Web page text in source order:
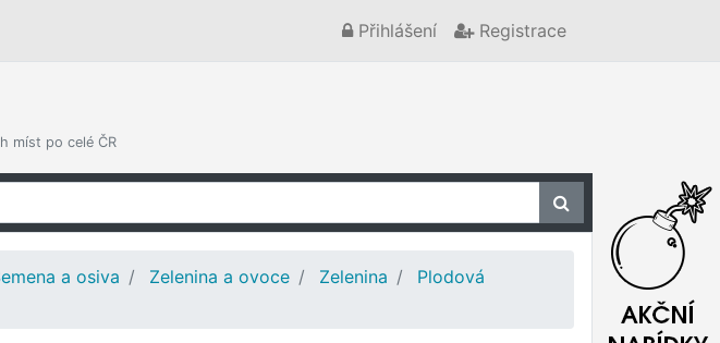
Přihlášení Registrace
míst po celé ČR
a osiva Zelenina a ovoce Zelenina
Plodová